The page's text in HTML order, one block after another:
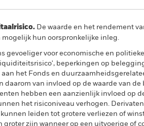
De waarde en het rendement
hun oorspronkelijke inleg.
gevoeliger voor economische en
beperkingen op
het Fonds en
daarom van invloed op de waarde van
hebben een aanzienlijk invloed op
het risiconiveau verhogen.
leiden tot grotere verliezen of
groter zijn wanneer op een uitvoerige of